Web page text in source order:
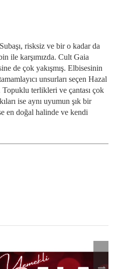
risksiz ve bir o kadar da
ile karşımızda. Cult Gaia
de çok yakışmış. Elbisesinin
unsurları seçen Hazal
Topuklu terlikleri ve çantası çok
ise aynı uyumun şık bir
en doğal halinde ve kendi